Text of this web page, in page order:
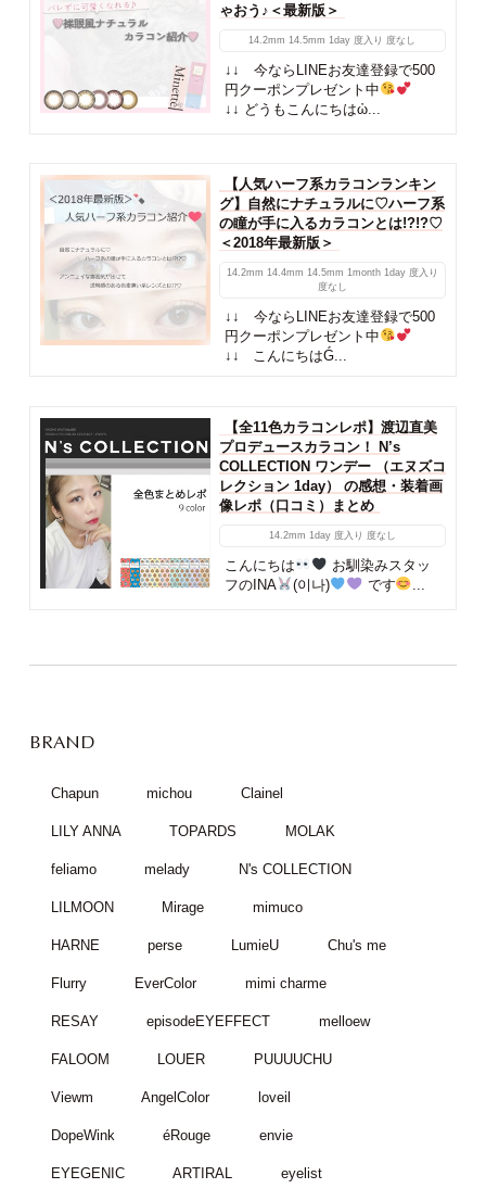
ゃおう♪＜最新版＞
14.2mm 14.5mm 1day 度入り 度なし
↓↓ 今ならLINEお友達登録で500
円クーポンプレゼント中
↓↓ どうもこんにちはὠ...
【人気ハーフ系カラコンランキン
グ】自然にナチュラルに♡ハーフ系
の瞳が手に入るカラコンとは!?!?♡
＜2018年最新版＞
14.2mm 14.4mm 14.5mm 1month 1day 度入り
度なし
↓↓ 今ならLINEお友達登録で500
円クーポンプレゼント中
↓↓ こんにちはǴ...
【全11色カラコンレポ】渡辺直美
プロデュースカラコン！ N’s
COLLECTION ワンデー （エヌズコ
レクション 1day） の感想・装着画
像レポ（口コミ）まとめ
14.2mm 1day 度入り 度なし
こんにちは
お馴染みスタッ
フのINA
(이나) です
BRAND
Chapun michou Clainel
LILY ANNA TOPARDS MOLAK
feliamo melady N's COLLECTION
LILMOON Mirage mimuco
HARNE perse LumieU Chu's me
Flurry EverColor mimi charme
RESAY episodeEYEFFECT melloew
FALOOM LOUER PUUUUCHU
Viewm AngelColor loveil
DopeWink éRouge envie
EYEGENIC ARTIRAL eyelist